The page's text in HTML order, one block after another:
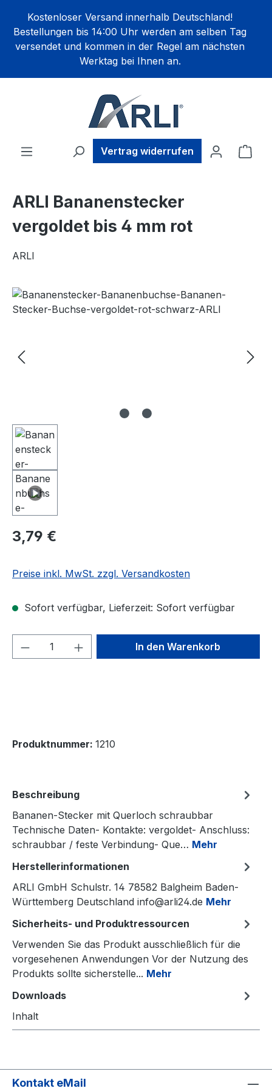
springen
Kostenloser Versand innerhalb Deutschland!
Bestellungen bis 14:00 Uhr werden am selben Tag
versendet und kommen in der Regel am nächsten
Werktag bei Ihnen an.
Vertrag widerrufen
ARLI Bananenstecker
vergoldet bis 4 mm rot
ARLI
Bildergalerie überspringen
3,79 €
Preise inkl. MwSt. zzgl. Versandkosten
Sofort verfügbar, Lieferzeit: Sofort verfügbar
Produkt Anzahl: Gib denIn den Warenkorb
Produktnummer: 1210
Beschreibung
Bananen-Stecker mit Querloch schraubbar
Technische Daten- Kontakte: vergoldet- Anschluss:
schraubbar / feste Verbindung- Que… Mehr
Herstellerinformationen
ARLI GmbH Schulstr. 14 78582 Balgheim Baden-
Württemberg Deutschland info@arli24.de Mehr
Sicherheits- und Produktressourcen
Verwenden Sie das Produkt ausschließlich für die
vorgesehenen Anwendungen Vor der Nutzung des
Produkts sollte sicherstelle... Mehr
Downloads
Inhalt
Kontakt eMail